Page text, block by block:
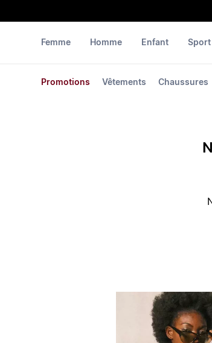
Femme
Promotions Vêtements Chaussures
Homme Enfant Sport